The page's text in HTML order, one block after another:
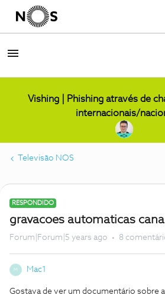
Vishing | Phishing através de
internacionais/
Televisão NOS
RESPONDIDO
gravacoes automaticas
Forum|Forum|5 years ago 8
M Mac1
Gostava de ver um documentário sobre